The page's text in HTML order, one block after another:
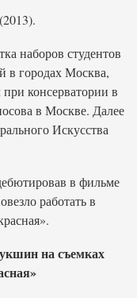
наборов студентов
в городах Москва,
консерватории в
в Москве. Далее
Искусства
в фильме
работать в
на съемках